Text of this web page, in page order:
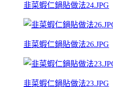
韭菜蝦仁鍋貼做法24.JPG
韭菜蝦仁鍋貼做法26.JPG
韭菜蝦仁鍋貼做法23.JPG